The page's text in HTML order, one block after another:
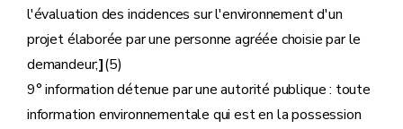
l'évaluation des incidences sur l'environnement d'un
projet élaborée par une personne agréée choisie par le
demandeur;](5)
9° information détenue par une autorité publique : toute
information environnementale qui est en la possession